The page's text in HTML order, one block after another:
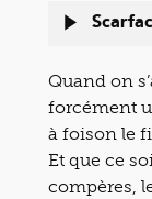
Quand on
forcément
à foison le
Et que ce
compères,